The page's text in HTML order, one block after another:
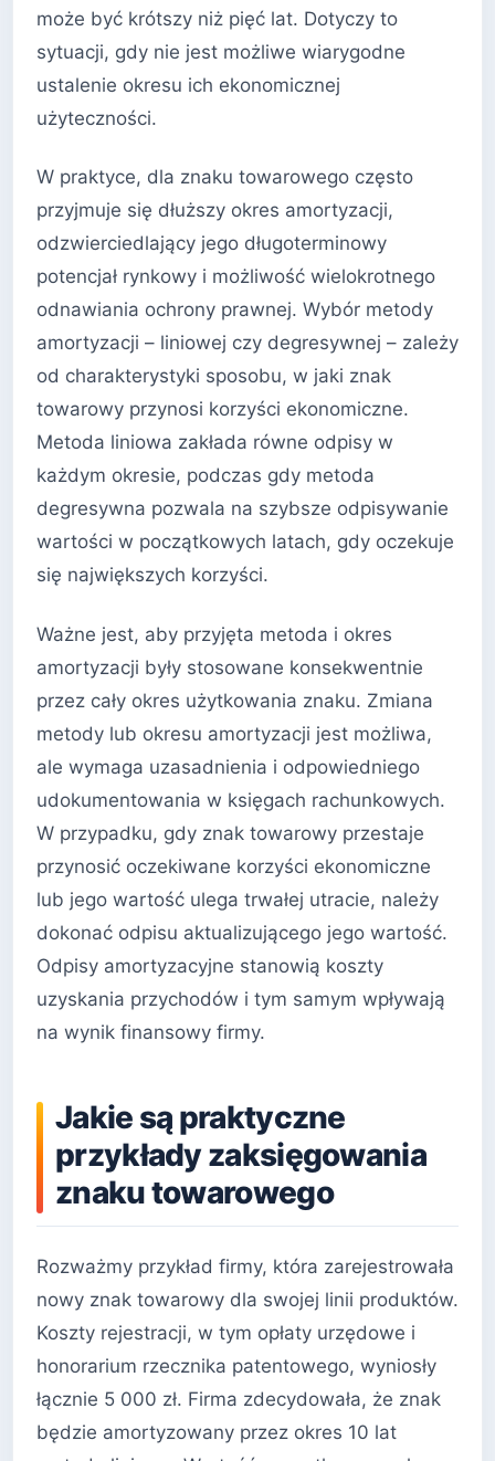
może być krótszy niż pięć lat. Dotyczy to
sytuacji, gdy nie jest możliwe wiarygodne
ustalenie okresu ich ekonomicznej
użyteczności.
W praktyce, dla znaku towarowego często
przyjmuje się dłuższy okres amortyzacji,
odzwierciedlający jego długoterminowy
potencjał rynkowy i możliwość wielokrotnego
odnawiania ochrony prawnej. Wybór metody
amortyzacji – liniowej czy degresywnej – zależy
od charakterystyki sposobu, w jaki znak
towarowy przynosi korzyści ekonomiczne.
Metoda liniowa zakłada równe odpisy w
każdym okresie, podczas gdy metoda
degresywna pozwala na szybsze odpisywanie
wartości w początkowych latach, gdy oczekuje
się największych korzyści.
Ważne jest, aby przyjęta metoda i okres
amortyzacji były stosowane konsekwentnie
przez cały okres użytkowania znaku. Zmiana
metody lub okresu amortyzacji jest możliwa,
ale wymaga uzasadnienia i odpowiedniego
udokumentowania w księgach rachunkowych.
W przypadku, gdy znak towarowy przestaje
przynosić oczekiwane korzyści ekonomiczne
lub jego wartość ulega trwałej utracie, należy
dokonać odpisu aktualizującego jego wartość.
Odpisy amortyzacyjne stanowią koszty
uzyskania przychodów i tym samym wpływają
na wynik finansowy firmy.
Jakie są praktyczne
przykłady zaksięgowania
znaku towarowego
Rozważmy przykład firmy, która zarejestrowała
nowy znak towarowy dla swojej linii produktów.
Koszty rejestracji, w tym opłaty urzędowe i
honorarium rzecznika patentowego, wyniosły
łącznie 5 000 zł. Firma zdecydowała, że znak
będzie amortyzowany przez okres 10 lat